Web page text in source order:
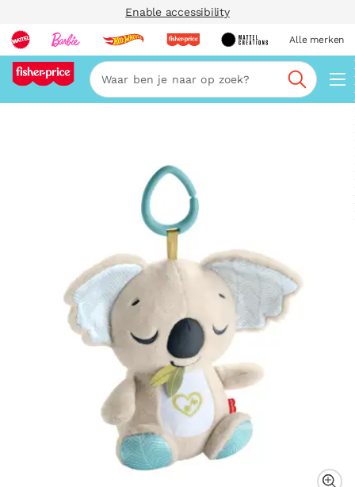
Enable accessibility
Alle merken
Zoeken